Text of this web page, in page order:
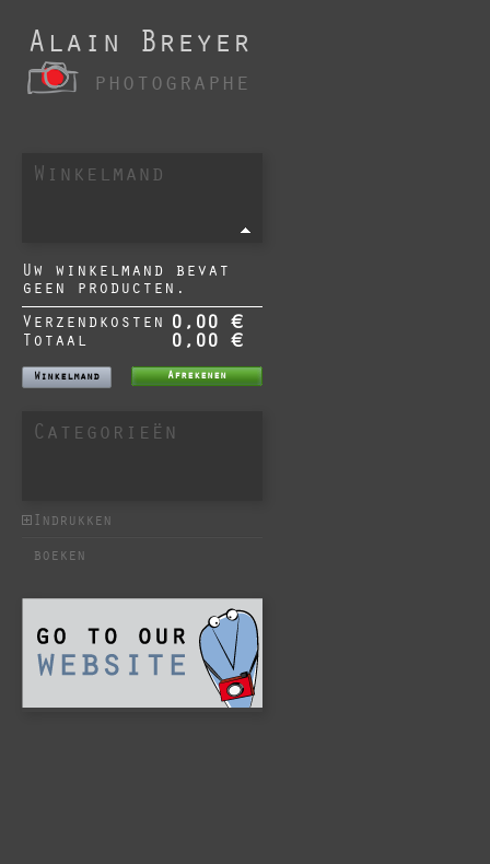
Alain Breyer
photographe
Winkelmand
Uw winkelmand bevat
geen producten.
Verzendkosten 0,00 €
Totaal 0,00 €
Winkelmand Afrekenen
Categorieën
Indrukken
boeken